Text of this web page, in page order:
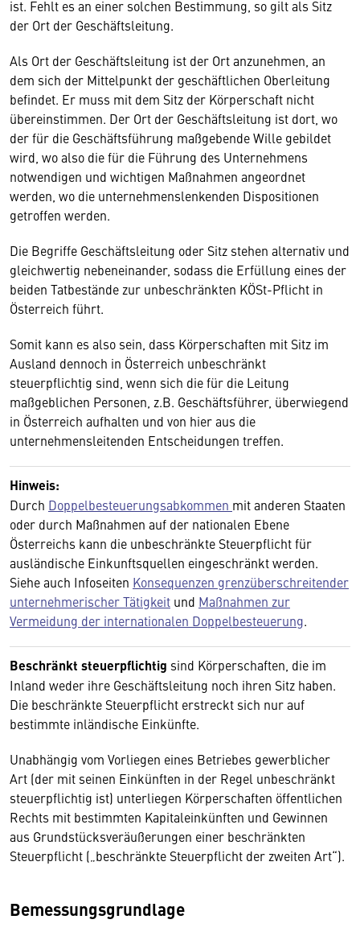
ist. Fehlt es an einer solchen Bestimmung, so gilt als Sitz
der Ort der Geschäftsleitung.
Als Ort der Geschäftsleitung ist der Ort anzunehmen, an
dem sich der Mittelpunkt der geschäftlichen Oberleitung
befindet. Er muss mit dem Sitz der Körperschaft nicht
übereinstimmen. Der Ort der Geschäftsleitung ist dort, wo
der für die Geschäftsführung maßgebende Wille gebildet
wird, wo also die für die Führung des Unternehmens
notwendigen und wichtigen Maßnahmen angeordnet
werden, wo die unternehmenslenkenden Dispositionen
getroffen werden.
Die Begriffe Geschäftsleitung oder Sitz stehen alternativ und
gleichwertig nebeneinander, sodass die Erfüllung eines der
beiden Tatbestände zur unbeschränkten KÖSt-Pflicht in
Österreich führt.
Somit kann es also sein, dass Körperschaften mit Sitz im
Ausland dennoch in Österreich unbeschränkt
steuerpflichtig sind, wenn sich die für die Leitung
maßgeblichen Personen, z.B. Geschäftsführer, überwiegend
in Österreich aufhalten und von hier aus die
unternehmensleitenden Entscheidungen treffen.
Hinweis:
Durch Doppelbesteuerungsabkommen mit anderen Staaten
oder durch Maßnahmen auf der nationalen Ebene
Österreichs kann die unbeschränkte Steuerpflicht für
ausländische Einkunftsquellen eingeschränkt werden.
Siehe auch Infoseiten Konsequenzen grenzüberschreitender
unternehmerischer Tätigkeit und Maßnahmen zur
Vermeidung der internationalen Doppelbesteuerung.
Beschränkt steuerpflichtig sind Körperschaften, die im
Inland weder ihre Geschäftsleitung noch ihren Sitz haben.
Die beschränkte Steuerpflicht erstreckt sich nur auf
bestimmte inländische Einkünfte.
Unabhängig vom Vorliegen eines Betriebes gewerblicher
Art (der mit seinen Einkünften in der Regel unbeschränkt
steuerpflichtig ist) unterliegen Körperschaften öffentlichen
Rechts mit bestimmten Kapitaleinkünften und Gewinnen
aus Grundstücksveräußerungen einer beschränkten
Steuerpflicht („beschränkte Steuerpflicht der zweiten Art“).
Bemessungsgrundlage